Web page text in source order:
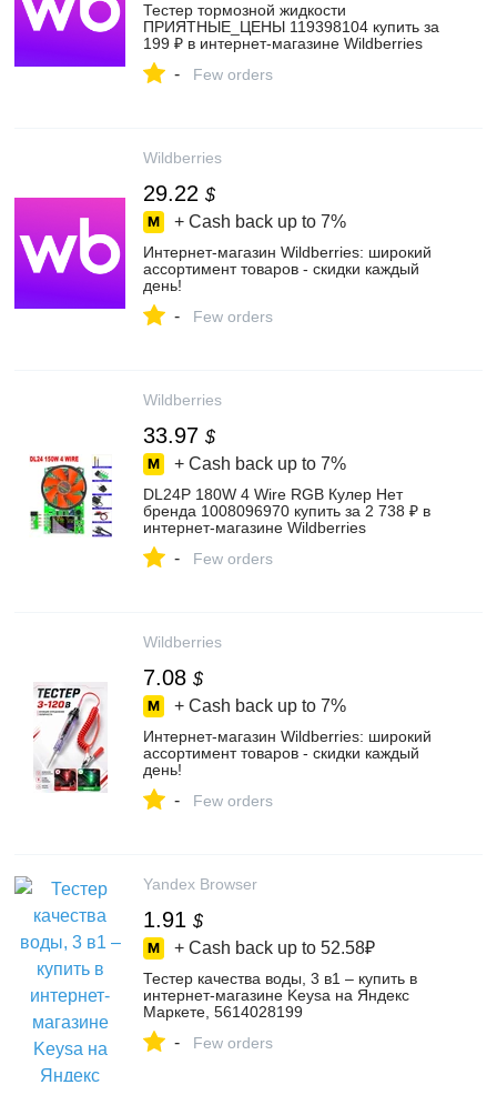
Тестер тормозной жидкости
ПРИЯТНЫЕ_ЦЕНЫ 119398104 купить за
199 ₽ в интернет‑магазине Wildberries
- Few orders
Wildberries
29.22 $
+ Cash back up to 7%
Интернет‑магазин Wildberries: широкий
ассортимент товаров - скидки каждый
день!
- Few orders
Wildberries
33.97 $
+ Cash back up to 7%
DL24P 180W 4 Wire RGB Кулер Нет
бренда 1008096970 купить за 2 738 ₽ в
интернет‑магазине Wildberries
- Few orders
Wildberries
7.08 $
+ Cash back up to 7%
Интернет‑магазин Wildberries: широкий
ассортимент товаров - скидки каждый
день!
- Few orders
Yandex Browser
1.91 $
+ Cash back up to 52.58₽
Тестер качества воды, 3 в1 – купить в
интернет-магазине Keysa на Яндекс
Маркете, 5614028199
- Few orders